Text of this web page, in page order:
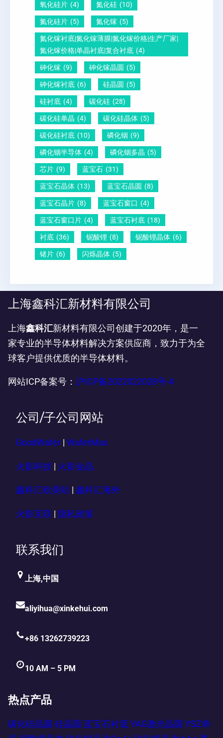
铅
晶
圆
氧化硅片 (4) 氮化硅 (10)
氮化硅片 (5) 氮化镓 (5)
氮化镓衬底|氮化镓薄膜|氮化镓价格|生产厂家|
氮化镓价格|单晶衬底|复合衬底 (4)
砷化镓 (9) 砷化镓晶圆 (5)
砷化镓衬底 (6) 硅晶圆 (5)
硅衬底 (4) 碳化硅 (28)
碳化硅单晶 (4) 碳化硅晶体 (5)
碳化硅衬底 (10) 磷化铟 (9)
磷化铟半导体 (4) 磷化铟多晶 (5)
芯片 (9) 蓝宝石 (31)
蓝宝石晶体 (13) 蓝宝石晶圆 (8)
蓝宝石晶片 (8) 蓝宝石窗口 (4)
蓝宝石窗口片 (4) 蓝宝石衬底 (18)
衬底 (36) 铌酸锂 (8) 铌酸锂晶体 (6)
锗片 (6) 闪烁晶体 (5)
上海鑫科汇新材料有限公司
上海鑫科汇新材料有限公司创建于2020年，是一
家专业的半导体材料解决方案供应商，致力于为全
球客户提供优质的半导体材料。
网站ICP备案号： 沪ICP备2022022028号-4
公司/子公司网站
GoodWafer WaferMax
火影科技 | 火影金晶
鑫科汇欧美站 鑫科汇海外
火影互联 隐私政策
联系我们
上海,中国
aliyihua@xinkehui.com
+86 13262739223
10 AM – 5 PM
热点产品
碳化硅晶圆 硅晶圆 蓝宝石衬底 YAG激光晶圆 YSZ单